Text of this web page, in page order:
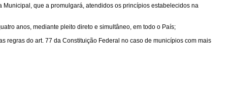
que a promulgará, atendidos os princípios estabelecidos na
anos, mediante pleito direto e simultâneo, em todo o País;
regras do art. 77 da Constituição Federal no caso de municípios com mais